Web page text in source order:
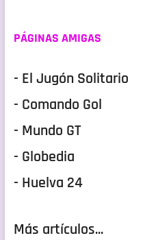
PÁGINAS AMIGAS
- El Jugón Solitario
- Comando Gol
- Mundo GT
- Globedia
- Huelva 24
Más artículos...